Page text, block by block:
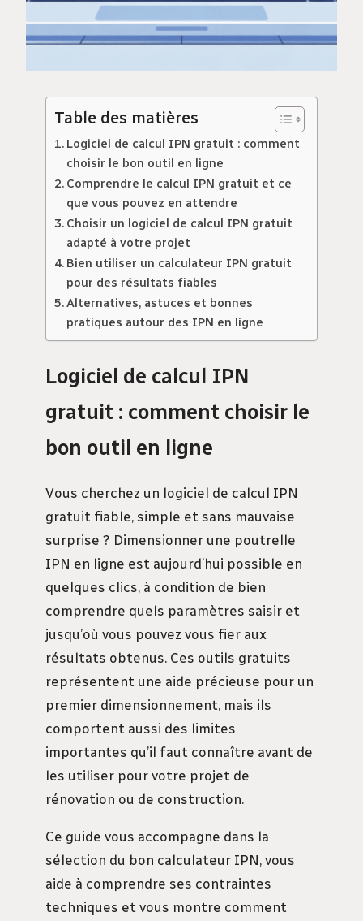
Table des matières
Logiciel de calcul IPN gratuit : comment
choisir le bon outil en ligne
Comprendre le calcul IPN gratuit et ce
que vous pouvez en attendre
Choisir un logiciel de calcul IPN gratuit
adapté à votre projet
Bien utiliser un calculateur IPN gratuit
pour des résultats fiables
Alternatives, astuces et bonnes
pratiques autour des IPN en ligne
Logiciel de calcul IPN
gratuit : comment choisir le
bon outil en ligne
Vous cherchez un logiciel de calcul IPN
gratuit fiable, simple et sans mauvaise
surprise ? Dimensionner une poutrelle
IPN en ligne est aujourd’hui possible en
quelques clics, à condition de bien
comprendre quels paramètres saisir et
jusqu’où vous pouvez vous fier aux
résultats obtenus. Ces outils gratuits
représentent une aide précieuse pour un
premier dimensionnement, mais ils
comportent aussi des limites
importantes qu’il faut connaître avant de
les utiliser pour votre projet de
rénovation ou de construction.
Ce guide vous accompagne dans la
sélection du bon calculateur IPN, vous
aide à comprendre ses contraintes
techniques et vous montre comment